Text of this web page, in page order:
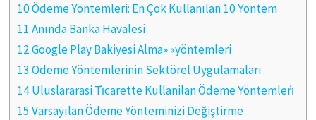
10 Ödeme Yöntemleri: En Çok Kullanılan 10 Yöntem
11 Anında Banka Havalesi
12 Google Play Bakiyesi Alma» «yöntemleri
13 Ödeme Yöntemlerinin Sektörel Uygulamaları
14 Uluslararasi Ti̇carette Kullanilan Ödeme Yöntemleri̇
15 Varsayılan Ödeme Yönteminizi Değiştirme